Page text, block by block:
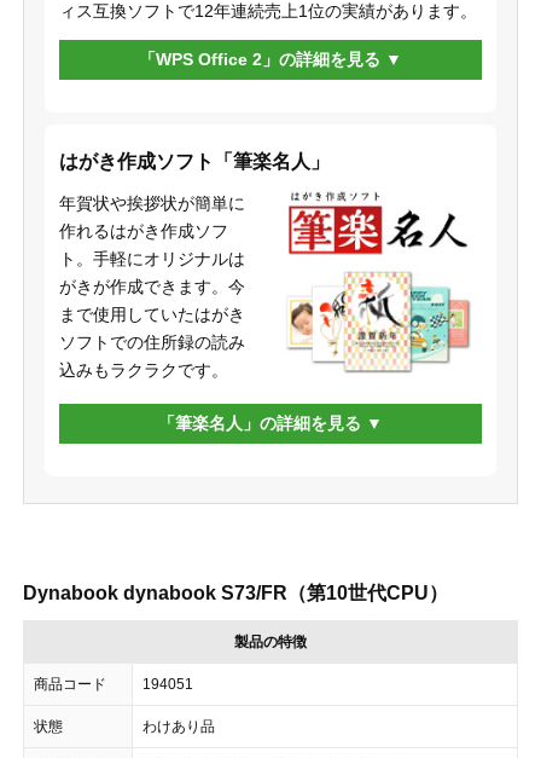
ィス互換ソフトで12年連続売上1位の実績があります。
「WPS Office 2」の詳細を見る
はがき作成ソフト「筆楽名人」
年賀状や挨拶状が簡単に
作れるはがき作成ソフ
ト。手軽にオリジナルは
がきが作成できます。今
まで使用していたはがき
ソフトでの住所録の読み
込みもラクラクです。
「筆楽名人」の詳細を見る
Dynabook dynabook S73/FR（第10世代CPU）
製品の特徴
商品コード 194051
状態 わけあり品